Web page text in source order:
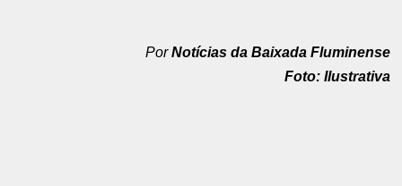
PorNotícias da Baixada Fluminense
Foto: Ilustrativa